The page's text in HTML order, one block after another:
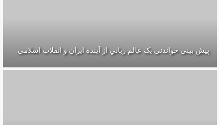
پیش بینی خواندنی یک عالم رباني از آینده ایران و انقلاب اسلامی